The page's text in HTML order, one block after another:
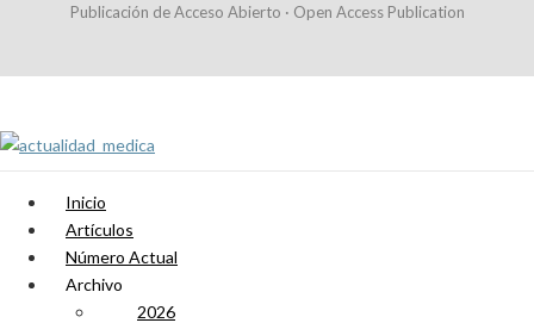
Publicación de Acceso Abierto · Open Access Publication
Inicio
Artículos
Número Actual
Archivo
2026